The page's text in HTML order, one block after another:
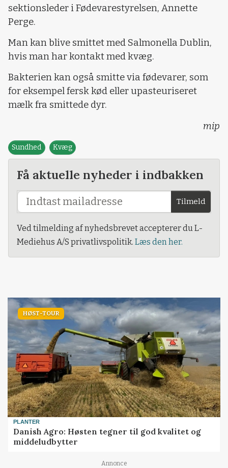
sektionsleder i Fødevarestyrelsen, Annette
Perge.
Man kan blive smittet med Salmonella Dublin,
hvis man har kontakt med kvæg.
Bakterien kan også smitte via fødevarer, som
for eksempel fersk kød eller upasteuriseret
mælk fra smittede dyr.
mip
Sundhed Kvæg
Få aktuelle nyheder i indbakken
Tilmeld
Ved tilmelding af nyhedsbrevet accepterer du L-
Mediehus A/S privatlivspolitik. Læs den her.
HØST-TOUR
PLANTER
Danish Agro: Høsten tegner til god kvalitet og
middeludbytter
Annonce